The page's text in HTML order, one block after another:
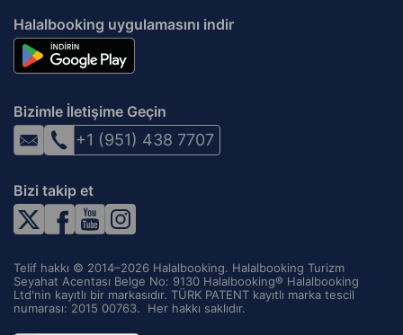
Halalbooking uygulamasını indir
Bizimle İletişime Geçin
+1 (951) 438 7707
Bizi takip et
Telif hakkı © 2014–2026 Halalbooking. Halalbooking Turizm
Seyahat Acentası Belge No: 9130 Halalbooking® Halalbooking
Ltd'nin kayıtlı bir markasıdır. TÜRK PATENT kayıtlı marka tescil
numarası: 2015 00763. ‌ Her hakkı saklıdır.